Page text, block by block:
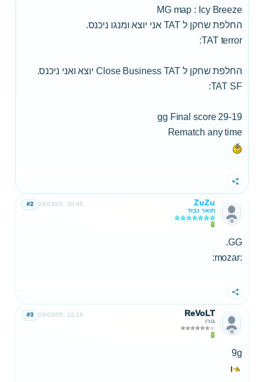
MG map : Icy Breeze
החלפת שחקן ל TAT אני יוצא ומנגו ניכנס.
TAT terror:
החלפת שחקן ל Close Business TAT יוצא ואני ניכנס.
TAT SF:
gg Final score 29-19
Rematch any time
שתף
ZuZu
תואר כבוד
19/03/05 20:45
#2
GG.
:mozar:
שתף
ReVoLT
גורו
19/03/05 22:16
#3
9g